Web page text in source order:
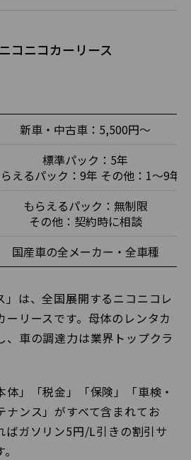
コニコカーリース
新車・中古車：5,500円〜
標準パック：5年
えるパック：9年 その他：1〜9年
もらえるパック：無制限
その他：契約時に相談
国産車の全メーカー・全車種
」は、全国展開するニコニコレ
ーリースです。母体のレンタカ
、車の調達力は業界トップクラ
体」「税金」「保険」「車検・
ナンス」がすべて含まれてお
ばガソリン5円/L引きの割引サ